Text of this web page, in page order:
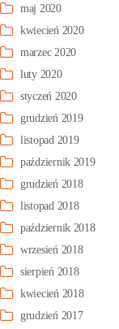
maj 2020
kwiecień 2020
marzec 2020
luty 2020
styczeń 2020
grudzień 2019
listopad 2019
październik 2019
grudzień 2018
listopad 2018
październik 2018
wrzesień 2018
sierpień 2018
kwiecień 2018
grudzień 2017